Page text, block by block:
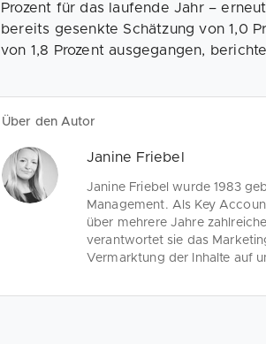
Prozent für das laufende Jahr –
bereits gesenkte Schätzung von 1,0
von 1,8 Prozent ausgegangen,
Über den Autor
Janine Friebel
Janine Friebel wurde 1983
Management. Als Key
über mehrere Jahre
verantwortet sie das
Vermarktung der Inhalte auf